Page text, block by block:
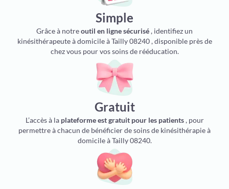
Simple
Grâce à notreoutil en ligne sécurisé, identifiez un
kinésithérapeute à domicile à Tailly 08240 , disponible près de
chez vous pour vos soins de rééducation.
Gratuit
L’accès à la plateforme est gratuit pour les patients, pour
permettre à chacun de bénéficier de soins de kinésithérapie à
domicile à Tailly 08240.